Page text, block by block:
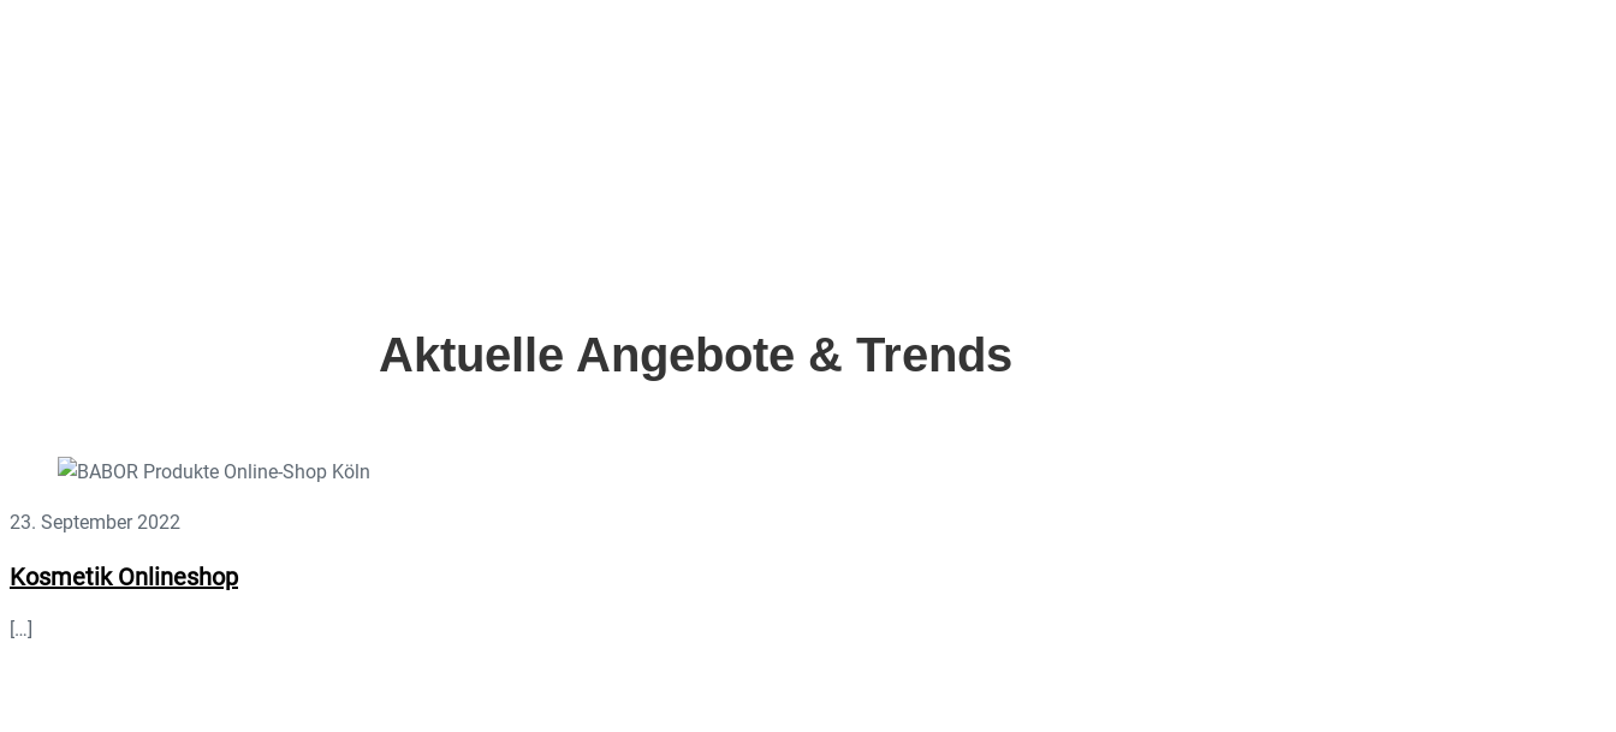
Aktuelle Angebote & Trends
23. September 2022
Kosmetik Onlineshop
[…]